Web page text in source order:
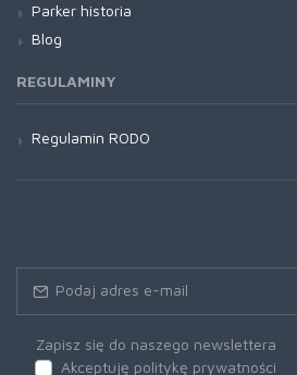
Parker historia
Blog
REGULAMINY
Regulamin RODO
Zapisz się do naszego newslettera
Akceptuję politykę prywatności